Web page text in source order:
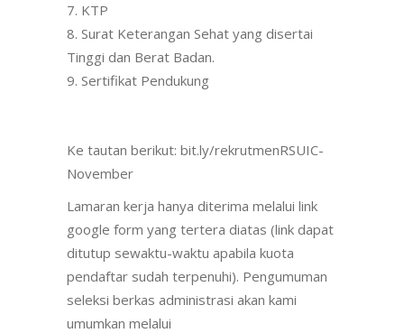
KTP
Surat Keterangan Sehat yang disertai
Tinggi dan Berat Badan.
Sertifikat Pendukung
Ke tautan berikut: bit.ly/rekrutmenRSUIC-
November
Lamaran kerja hanya diterima melalui link
google form yang tertera diatas (link dapat
ditutup sewaktu-waktu apabila kuota
pendaftar sudah terpenuhi). Pengumuman
seleksi berkas administrasi akan kami
umumkan melalui